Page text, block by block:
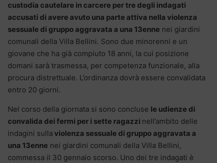
custodia cautelare in carcere per tre degli indagati
accusati di avere avuto una parte attiva nella violenza
sessuale di gruppo aggravata a una 13enne nei giardini
comunali della Villa Bellini. Sono due minorenni e un
giovane che ha già compiuto 18 anni, la cui posizione
domani sarà trasmessa, per competenza funzionale, alla
procura distrettuale. L’ordinanza dovrà essere convalidata
entro 20 giorni.
Nel corso della giornata si sono concluse le udienze di
convalida dei fermi per i sette ragazzi nell’ambito delle
indagini sulla violenza sessuale di gruppo aggravata a
una 13enne nei giardini comunali della Villa Bellini,
commessa il 30 gennaio scorso. Uno dei tre indagati è